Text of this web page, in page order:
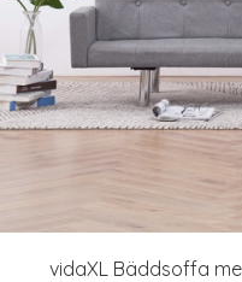
vidaXL Bäddsoffa